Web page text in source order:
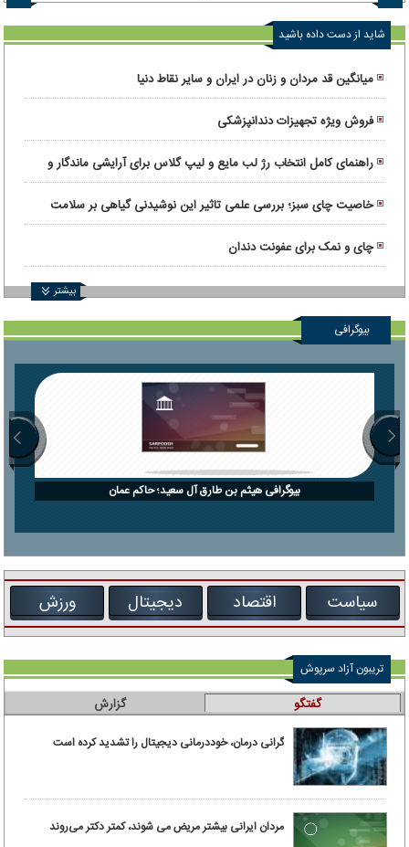
شاید از دست داده باشید
میانگین قد مردان و زنان در ایران و سایر نقاط دنیا
فروش ویژه تجهیزات دندانپزشکی
راهنمای کامل انتخاب رژ لب مایع و لیپ گلاس برای آرایشی ماندگار و
درخشان
خاصیت چای سبز؛ بررسی علمی تاثیر این نوشیدنی گیاهی بر سلامت
بدنچای و نمک برای عفونت دندان
بیشتر
بیوگرافی
بیوگرافی هیثم بن طارق آل سعید؛ حاکم عمان
سیاست اقتصاد دیجیتال ورزش
تریبون آزاد سرپوش
گفتگو گزارش
گرانی درمان، خوددرمانی دیجیتال را تشدید کرده است
مردان ایرانی بیشتر مریض می شوند، کمتر دکتر می‌روند